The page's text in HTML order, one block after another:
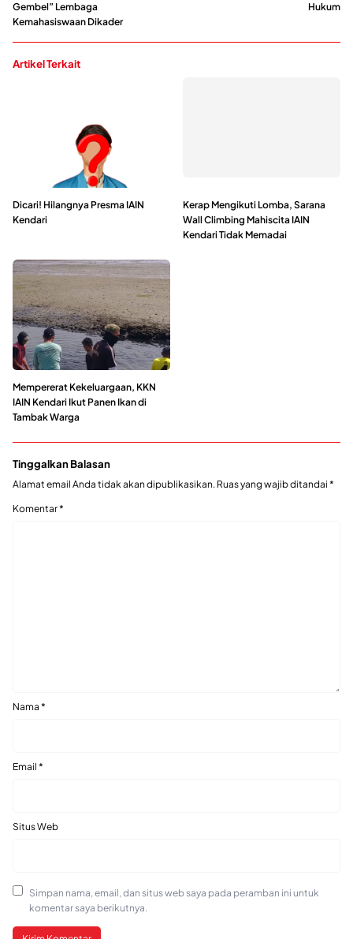
Gembel” Lembaga
Kemahasiswaan Dikader
Hukum
Artikel Terkait
Dicari! Hilangnya Presma IAIN
Kendari
Kerap Mengikuti Lomba, Sarana
Wall Climbing Mahiscita IAIN
Kendari Tidak Memadai
Mempererat Kekeluargaan, KKN
IAIN Kendari Ikut Panen Ikan di
Tambak Warga
Tinggalkan Balasan
Alamat email Anda tidak akan dipublikasikan. Ruas yang wajib ditandai *
Komentar*
Nama *
Email *
Situs Web
Simpan nama, email, dan situs web saya pada peramban ini untuk
komentar saya berikutnya.